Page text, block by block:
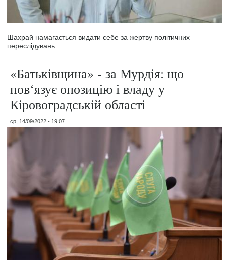
Шахрай намагається видати себе за жертву політичних
переслідувань.
«Батьківщина» - за Мурдія: що
пов‘язує опозицію і владу у
Кіровоградській області
ср, 14/09/2022 - 19:07